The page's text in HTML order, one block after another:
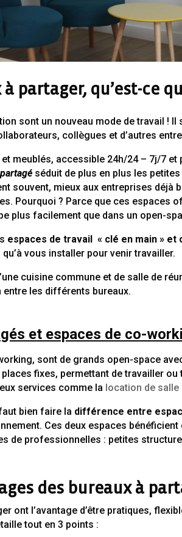
partager, qu’est-ce
sont un nouveau mode de travail ! Il
collègues et d’autres
meublés, accessible 24h/24 – 7j/7
séduit de plus en plus les
souvent, mieux aux entreprises déjà
Pourquoi ? Parce que ces espaces
plus facilement que dans un open-
espaces de travail « clé en main » et
qu’à vous installer pour venir travailler.
cuisine commune et de salle de
entre les différents bureaux.
et espaces de co-
sont de grands open-space
fixes, permettant de travailler
services comme la location de salle
bien faire la différence entre
Ces deux espaces
de professionnelles : petites
des bureaux à
ont l’avantage d’être pratiques,
tout en 3 points :